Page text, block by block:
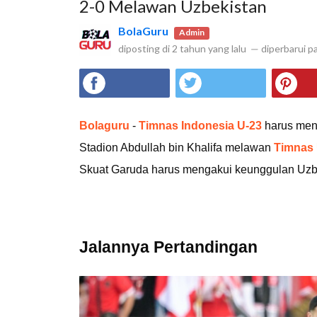
2-0 Melawan Uzbekistan
BolaGuru Admin
diposting di 2 tahun yang lalu — diperbarui
Bolaguru - Timnas Indonesia U-23 harus
Stadion Abdullah bin Khalifa melawan Timnas
Skuat Garuda harus mengakui keunggulan
Jalannya Pertandingan